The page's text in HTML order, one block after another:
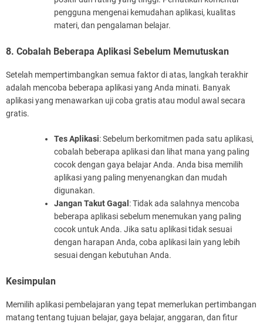
pengguna mengenai kemudahan aplikasi, kualitas
materi, dan pengalaman belajar.
8. Cobalah Beberapa Aplikasi Sebelum Memutuskan
Setelah mempertimbangkan semua faktor di atas, langkah terakhir
adalah mencoba beberapa aplikasi yang Anda minati. Banyak
aplikasi yang menawarkan uji coba gratis atau modul awal secara
gratis.
Tes Aplikasi: Sebelum berkomitmen pada satu aplikasi,
cobalah beberapa aplikasi dan lihat mana yang paling
cocok dengan gaya belajar Anda. Anda bisa memilih
aplikasi yang paling menyenangkan dan mudah
digunakan.
Jangan Takut Gagal : Tidak ada salahnya mencoba
beberapa aplikasi sebelum menemukan yang paling
cocok untuk Anda. Jika satu aplikasi tidak sesuai
dengan harapan Anda, coba aplikasi lain yang lebih
sesuai dengan kebutuhan Anda.
Kesimpulan
Memilih aplikasi pembelajaran yang tepat memerlukan pertimbangan
matang tentang tujuan belajar, gaya belajar, anggaran, dan fitur